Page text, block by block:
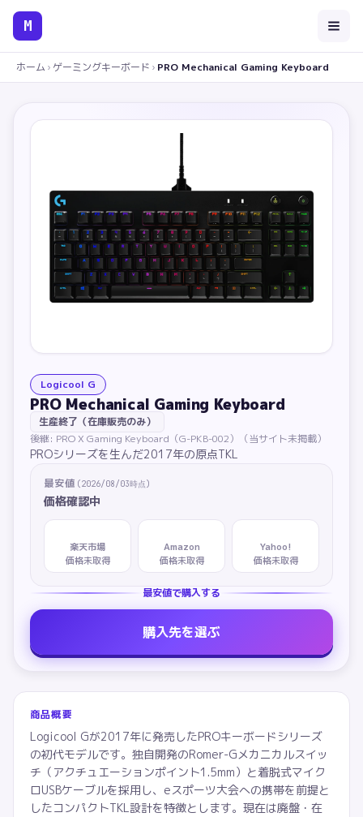
M
ホーム › ゲーミングキーボード › PRO Mechanical Gaming Keyboard
Logicool G
PRO Mechanical Gaming Keyboard
生産終了（在庫販売のみ）
後継: PRO X Gaming Keyboard（G-PKB-002） （当サイト未掲載）
PROシリーズを生んだ2017年の原点TKL
最安値 (2026/08/03時点)
価格確認中
楽天市場
価格未取得
Amazon
価格未取得
Yahoo!
価格未取得
最安値で購入する
購入先を選ぶ
商品概要
Logicool Gが2017年に発売したPROキーボードシリーズ
の初代モデルです。独自開発のRomer-Gメカニカルスイッ
チ（アクチュエーションポイント1.5mm）と着脱式マイク
ロUSBケーブルを採用し、eスポーツ大会への携帯を前提と
したコンパクトTKL設計を特徴とします。現在は廃盤・在